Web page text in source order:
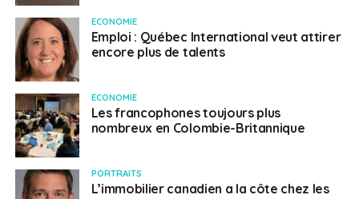
ECONOMIE
Emploi : Québec International veut attirer
encore plus de talents
ECONOMIE
Les francophones toujours plus
nombreux en Colombie-Britannique
PORTRAITS
L’immobilier canadien a la côte chez les